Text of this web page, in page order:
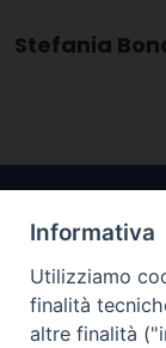
Stefania
Informativa
Utilizziamo
finalità
altre finalità